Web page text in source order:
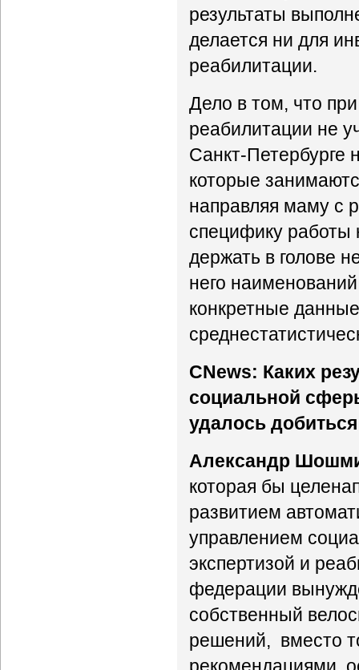
результаты
делается ни для
реабилитации.
Дело в том, что
реабилитации не
Санкт-Петербурге
которые
направляя маму с
специфику работы
держать в голове
него
конкретные
CNews: Каких
социальной
удалось
Александр
которая бы
развитием
управлением
экспертизой и
федерации
собственный
решений, вместо